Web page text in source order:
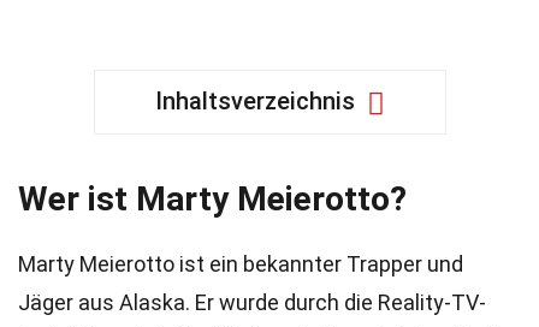
Inhaltsverzeichnis
Wer ist Marty Meierotto?
Marty Meierotto ist ein bekannter Trapper und
Jäger aus Alaska. Er wurde durch die Reality-TV-